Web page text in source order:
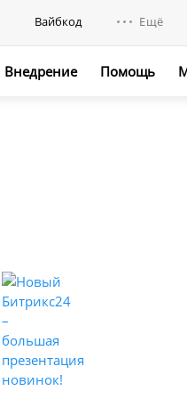
Вайбкод Ещё
Внедрение Помощь